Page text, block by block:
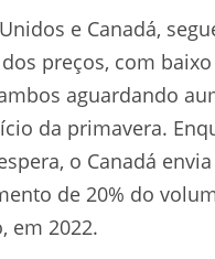
e Canadá,
preços, com
aguardando
da primavera.
o Canadá
de 20% do
em 2022.